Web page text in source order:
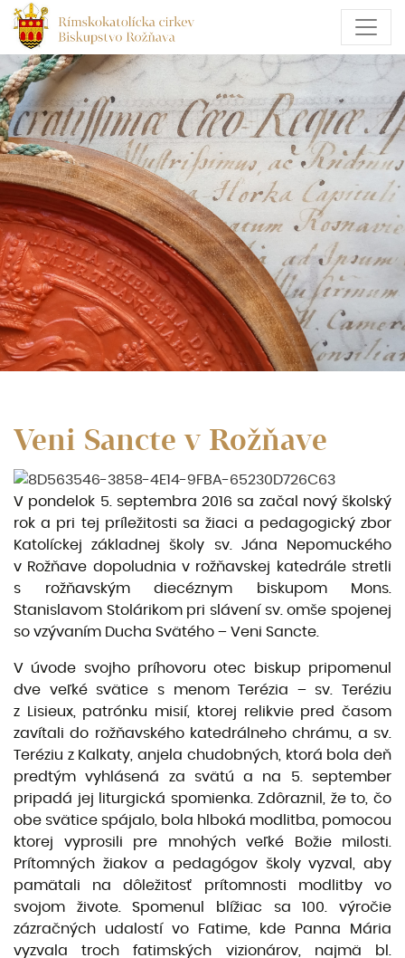
Veni Sancte v Rožňave
V pondelok 5. septembra 2016 sa začal nový školský
rok a pri tej príležitosti sa žiaci a pedagogický zbor
Katolíckej základnej školy sv. Jána Nepomuckého
v Rožňave dopoludnia v rožňavskej katedrále stretli
s rožňavským diecéznym biskupom Mons.
Stanislavom Stolárikom pri slávení sv. omše spojenej
so vzývaním Ducha Svätého – Veni Sancte.
V úvode svojho príhovoru otec biskup pripomenul
dve veľké svätice s menom Terézia – sv. Teréziu
z Lisieux, patrónku misií, ktorej relikvie pred časom
zavítali do rožňavského katedrálneho chrámu, a sv.
Teréziu z Kalkaty, anjela chudobných, ktorá bola deň
predtým vyhlásená za svätú a na 5. september
pripadá jej liturgická spomienka. Zdôraznil, že to, čo
obe svätice spájalo, bola hlboká modlitba, pomocou
ktorej vyprosili pre mnohých veľké Božie milosti.
Prítomných žiakov a pedagógov školy vyzval, aby
pamätali na dôležitosť prítomnosti modlitby vo
svojom živote. Spomenul blížiac sa 100. výročie
zázračných udalostí vo Fatime, kde Panna Mária
vyzvala troch fatimských vizionárov, najmä bl.